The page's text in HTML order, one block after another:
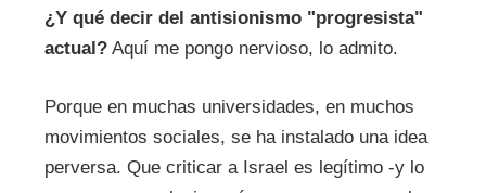
¿Y qué decir del antisionismo "progresista"
actual?Aquí me pongo nervioso, lo admito.
Porque en muchas universidades, en muchos
movimientos sociales, se ha instalado una idea
perversa. Que criticar a Israel es legítimo -y lo